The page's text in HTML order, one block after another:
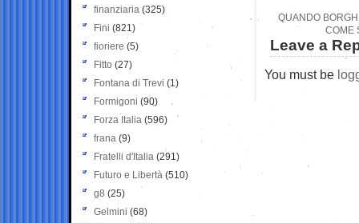
QUANDO
COME
Leave a
You must be
finanziaria (325)
Fini (821)
fioriere (5)
Fitto (27)
Fontana di Trevi (1)
Formigoni (90)
Forza Italia (596)
frana (9)
Fratelli d'Italia (291)
Futuro e Libertà (510)
g8 (25)
Gelmini (68)